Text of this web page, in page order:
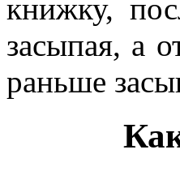
книжку,
засыпая, а
раньше